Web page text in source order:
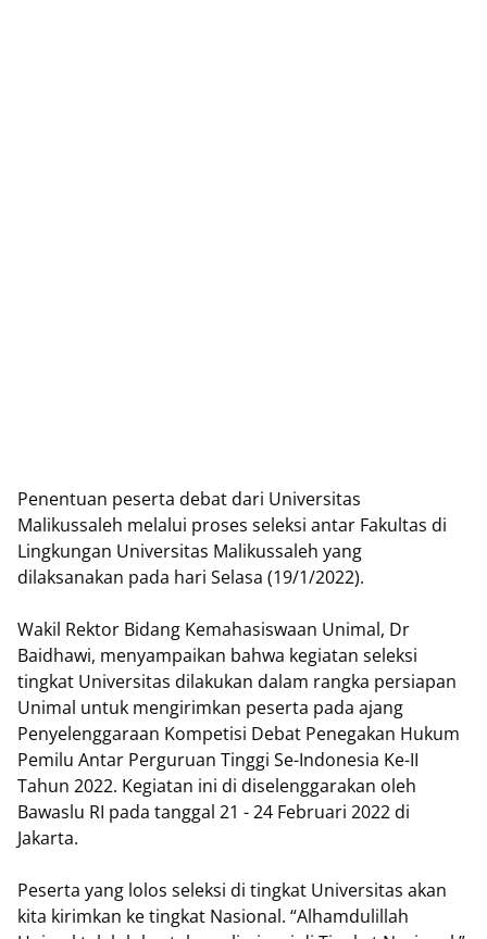
Penentuan peserta debat dari Universitas
Malikussaleh melalui proses seleksi antar Fakultas di
Lingkungan Universitas Malikussaleh yang
dilaksanakan pada hari Selasa (19/1/2022).
Wakil Rektor Bidang Kemahasiswaan Unimal, Dr
Baidhawi, menyampaikan bahwa kegiatan seleksi
tingkat Universitas dilakukan dalam rangka persiapan
Unimal untuk mengirimkan peserta pada ajang
Penyelenggaraan Kompetisi Debat Penegakan Hukum
Pemilu Antar Perguruan Tinggi Se-Indonesia Ke-II
Tahun 2022. Kegiatan ini di diselenggarakan oleh
Bawaslu RI pada tanggal 21 - 24 Februari 2022 di
Jakarta.
Peserta yang lolos seleksi di tingkat Universitas akan
kita kirimkan ke tingkat Nasional. “Alhamdulillah